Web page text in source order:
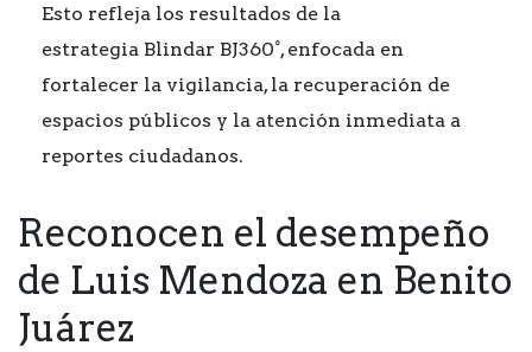
Esto refleja los resultados de la
estrategia Blindar BJ360°, enfocada en
fortalecer la vigilancia, la recuperación de
espacios públicos y la atención inmediata a
reportes ciudadanos.
Reconocen el desempeño
de Luis Mendoza en Benito
Juárez